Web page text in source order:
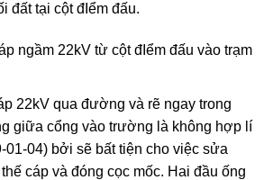
đất tại cột đIểm đấu.
ngầm 22kV từ cột đIểm đấu vào trạm
22kV qua đường và rẽ ngay trong
giữa cổng vào trường là không hợp lí
01-04) bởi sẽ bất tiện cho việc sửa
cáp và đóng cọc mốc. Hai đầu ống